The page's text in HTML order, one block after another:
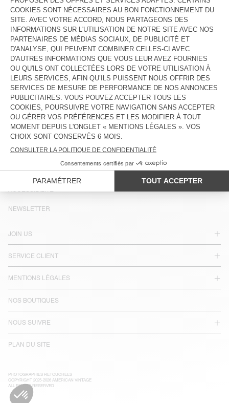
Mardi
10:00 - 19:00
Mercredi
10:00 - 19:00
Jeudi
10:00 - 19:00
Vendredi
09:00 - 19:00
Samedi
09:00 - 19:00
Dimanche
09:00 - 19:00
CONTACT
Tél. :(+353) 045 535 270
E-mail :contact@americanvintage-store.com
FRANCE
LANGUE :
ACCESSIBILITÉ
JOIN US
SERVICE CLIENT
MENTIONS LÉGALES
NOS BOUTIQUES
NOUS SUIVRE
PLAN DU SITE
NEWSLETTER
PHOTOGRAPHIES RETOUCHÉES
COPYRIGHT 2025-2026 AMERICAN VINTAGE
ALL RIGHTS RESERVED